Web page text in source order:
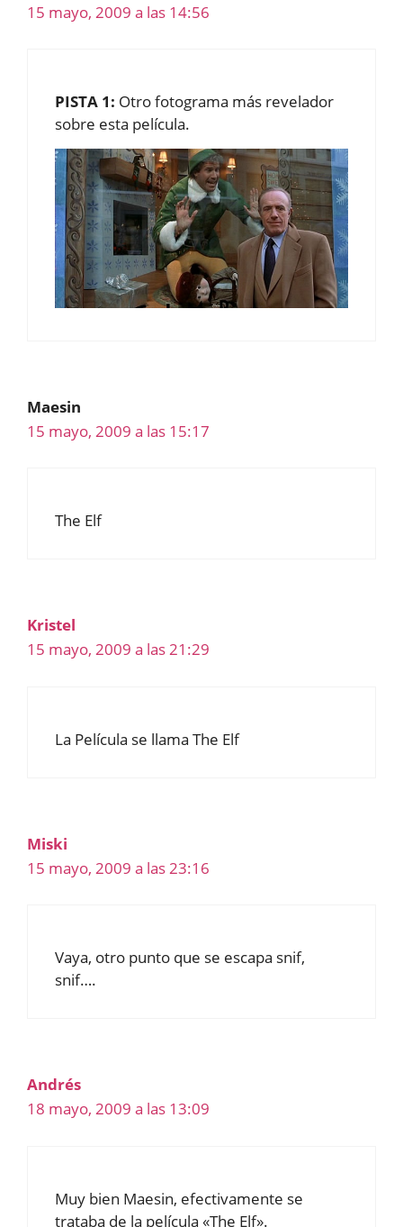
15 mayo, 2009 a las 14:56
PISTA 1: Otro fotograma más revelador
sobre esta película.
Maesin
15 mayo, 2009 a las 15:17
The Elf
Kristel
15 mayo, 2009 a las 21:29
La Película se llama The Elf
Miski
15 mayo, 2009 a las 23:16
Vaya, otro punto que se escapa snif,
snif….
Andrés
18 mayo, 2009 a las 13:09
Muy bien Maesin, efectivamente se
trataba de la película «The Elf».